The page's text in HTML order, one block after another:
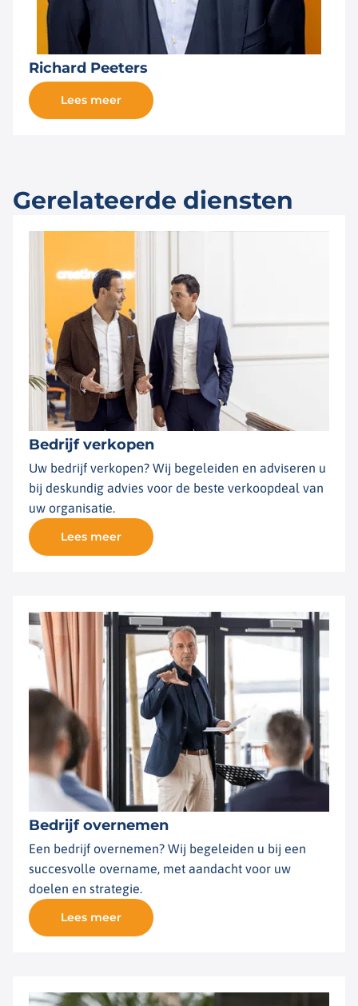
Richard Peeters
Lees meer
Gerelateerde diensten
Bedrijf verkopen
Uw bedrijf verkopen? Wij begeleiden en adviseren u
bij deskundig advies voor de beste verkoopdeal van
uw organisatie.
Lees meer
Bedrijf overnemen
Een bedrijf overnemen? Wij begeleiden u bij een
succesvolle overname, met aandacht voor uw
doelen en strategie.
Lees meer